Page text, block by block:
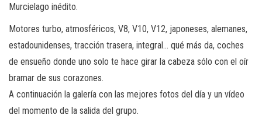
Murcielago inédito.
Motores turbo, atmosféricos, V8, V10, V12, japoneses, alemanes,
estadounidenses, tracción trasera, integral… qué más da, coches
de ensueño donde uno solo te hace girar la cabeza sólo con el oír
bramar de sus corazones.
A continuación la galería con las mejores fotos del día y un vídeo
del momento de la salida del grupo.